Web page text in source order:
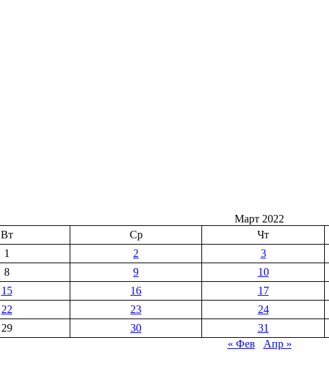
Март 2022
Вт Ср Чт
1
2 3
8 9 10
15 16 17
22 23 24
29 30
31
« Фев
Апр »